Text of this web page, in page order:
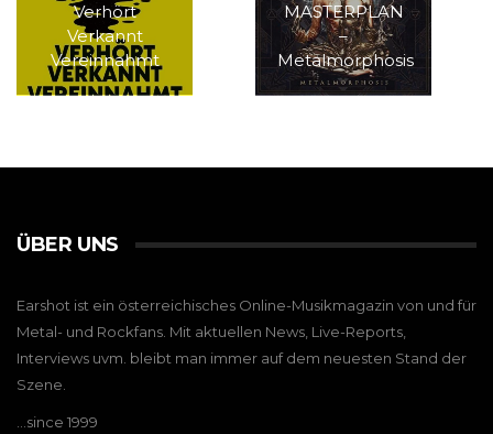
Verhört
Verkannt
Vereinnahmt
MASTERPLAN
–
Metalmorphosis
ÜBER UNS
Earshot ist ein österreichisches Online-Musikmagazin von und für
Metal- und Rockfans. Mit aktuellen News, Live-Reports,
Interviews uvm. bleibt man immer auf dem neuesten Stand der
Szene.
…since 1999